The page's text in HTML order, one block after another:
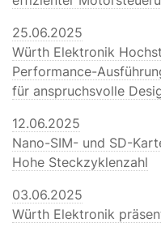
25.06.2025
Würth Elektronik
Performance-
für anspruchsvolle
12.06.2025
Nano-SIM- und SD-
Hohe Steckzyklenzahl
03.06.2025
Würth Elektronik